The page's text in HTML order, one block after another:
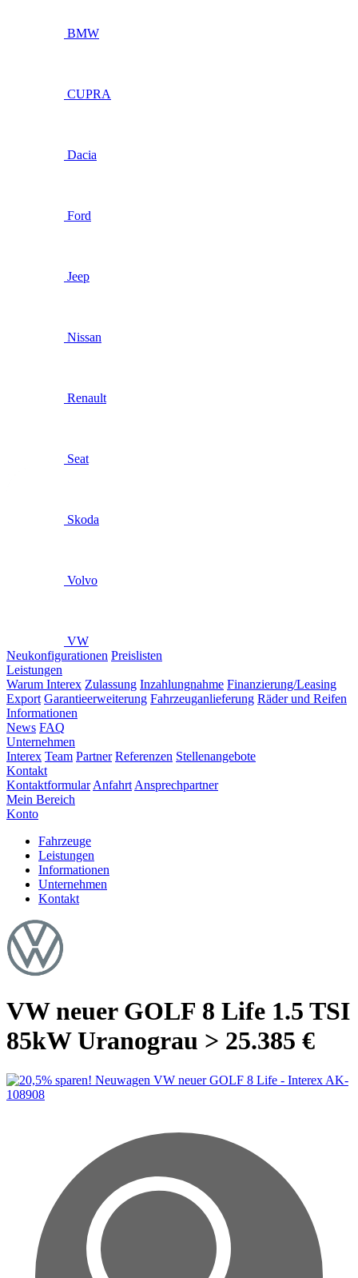
BMW
CUPRA
Dacia
Ford
Jeep
Nissan
Renault
Seat
Skoda
Volvo
VW
Neukonfigurationen Preislisten
Leistungen
Warum Interex Zulassung Inzahlungnahme Finanzierung/Leasing
Export Garantieerweiterung Fahrzeuganlieferung Räder und Reifen
Informationen
News FAQ
Unternehmen
Interex Team Partner Referenzen Stellenangebote
Kontakt
Kontaktformular Anfahrt Ansprechpartner
Mein Bereich
Konto
Fahrzeuge
Leistungen
Informationen
Unternehmen
Kontakt
VW neuer GOLF 8 Life 1.5 TSI
85kW Uranograu > 25.385 €